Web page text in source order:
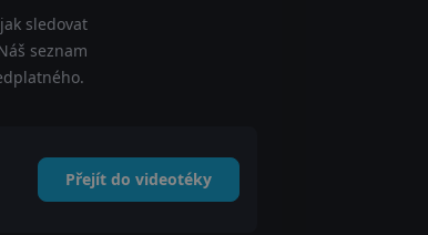
sledovat
seznam
Přejít do videotéky